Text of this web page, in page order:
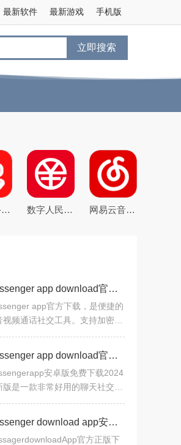
手机版
最新游戏
最新软件
立即搜索
虫虫助手2026最新版游戏盒子 数字人民币试点版官方app安卓版 网易云音乐下载2025最新版
messenger app download官方下载v551.0.0.48.62安卓版
app官方下载，是便捷的
视频通话社交工具。支持加密对
选择，语音/视频消息添趣味。
台联系好友，群聊可个
Messenger app download官方正版安卓版v444.0.0.0.39 最新版
安卓版免费下载2024
版是一款非常好用的聊天社交软
聊天方式，用户可以根据自己的
自由选择，无需交换手
Messenger download app安卓最新版2024v441.0.0.0.46 官方版
官方正版下